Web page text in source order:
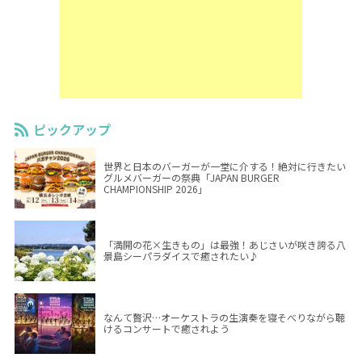
ピックアップ
世界と日本のバーガーが一堂に介する！絶対に行きたい
グルメバーガーの祭典「JAPAN BURGER
CHAMPIONSHIP 2026」
「満開の花×生きもの」は最強！あじさいが咲き誇る八
景島シーパラダイスで癒されたい♪
なんて贅沢…オーケストラの生演奏を寝そべりながら聴
けるコンサートで癒されよう